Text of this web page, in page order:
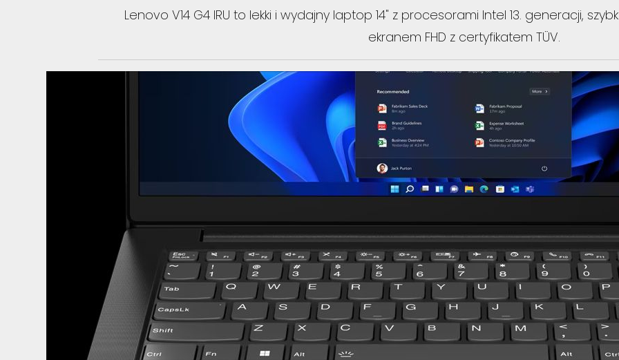
Lenovo V14 G4 IRU to lekki i wydajny laptop 14" z procesorami Intel 13. generacji,
ekranem FHD z certyfikatem TÜV.